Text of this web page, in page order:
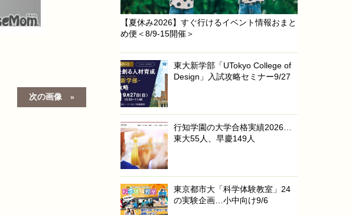
次の画像
【夏休み2026】すぐ行けるイベント情報おまと
め便＜8/9-15開催＞
東大新学部「UTokyo College of
Design」入試攻略セミナー9/27
行知学園の大学合格実績2026…
東大55人、早慶149人
東京都市大「科学体験教室」24
の実験企画…小中向け9/6